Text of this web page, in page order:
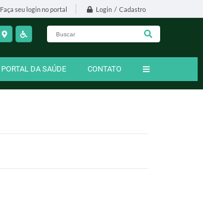
Faça seu login no portal Login / Cadastro
PORTAL DA SAÚDE CONTATO